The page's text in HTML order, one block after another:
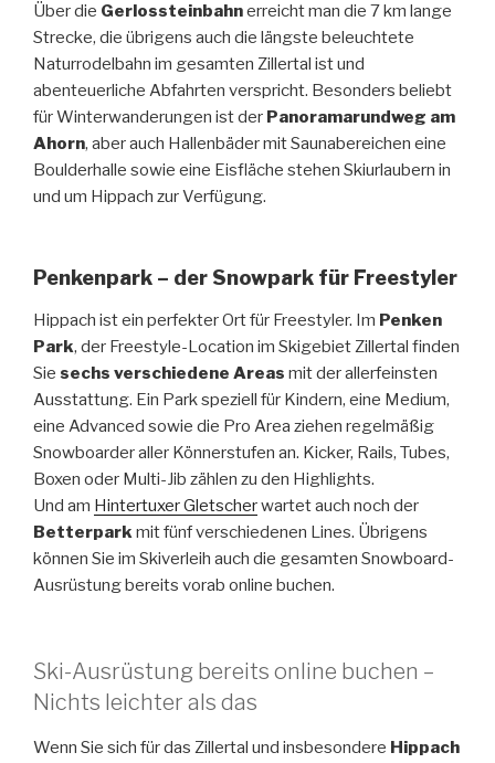
Über die Gerlossteinbahnerreicht man die 7 km lange
Strecke, die übrigens auch die längste beleuchtete
Naturrodelbahn im gesamten Zillertal ist und
abenteuerliche Abfahrten verspricht. Besonders beliebt
für Winterwanderungen ist der Panoramarundweg am
Ahorn, aber auch Hallenbäder mit Saunabereichen eine
Boulderhalle sowie eine Eisfläche stehen Skiurlaubern in
und um Hippach zur Verfügung.
Penkenpark – der Snowpark für Freestyler
Hippach ist ein perfekter Ort für Freestyler. Im Penken
Park, der Freestyle-Location im Skigebiet Zillertal finden
Sie sechs verschiedene Areas mit der allerfeinsten
Ausstattung. Ein Park speziell für Kindern, eine Medium,
eine Advanced sowie die Pro Area ziehen regelmäßig
Snowboarder aller Könnerstufen an. Kicker, Rails, Tubes,
Boxen oder Multi-Jib zählen zu den Highlights.
Und am Hintertuxer Gletscherwartet auch noch der
Betterparkmit fünf verschiedenen Lines. Übrigens
können Sie im Skiverleih auch die gesamten Snowboard-
Ausrüstung bereits vorab online buchen.
Ski-Ausrüstung bereits online buchen –
Nichts leichter als das
Wenn Sie sich für das Zillertal und insbesondere Hippach